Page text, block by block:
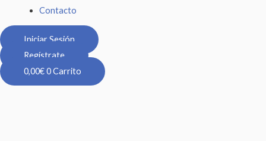
Contacto
Iniciar Sesión
Regístrate
0,00€0Carrito